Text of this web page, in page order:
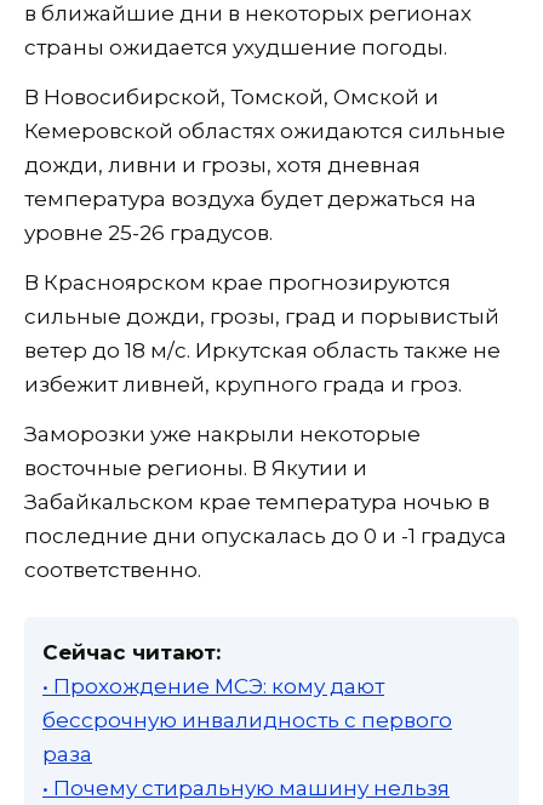
в ближайшие дни в некоторых регионах
страны ожидается ухудшение погоды.
В Новосибирской, Томской, Омской и
Кемеровской областях ожидаются сильные
дожди, ливни и грозы, хотя дневная
температура воздуха будет держаться на
уровне 25-26 градусов.
В Красноярском крае прогнозируются
сильные дожди, грозы, град и порывистый
ветер до 18 м/с. Иркутская область также не
избежит ливней, крупного града и гроз.
Заморозки уже накрыли некоторые
восточные регионы. В Якутии и
Забайкальском крае температура ночью в
последние дни опускалась до 0 и -1 градуса
соответственно.
Сейчас читают:
• Прохождение МСЭ: кому дают
бессрочную инвалидность с первого
раза
• Почему стиральную машину нельзя